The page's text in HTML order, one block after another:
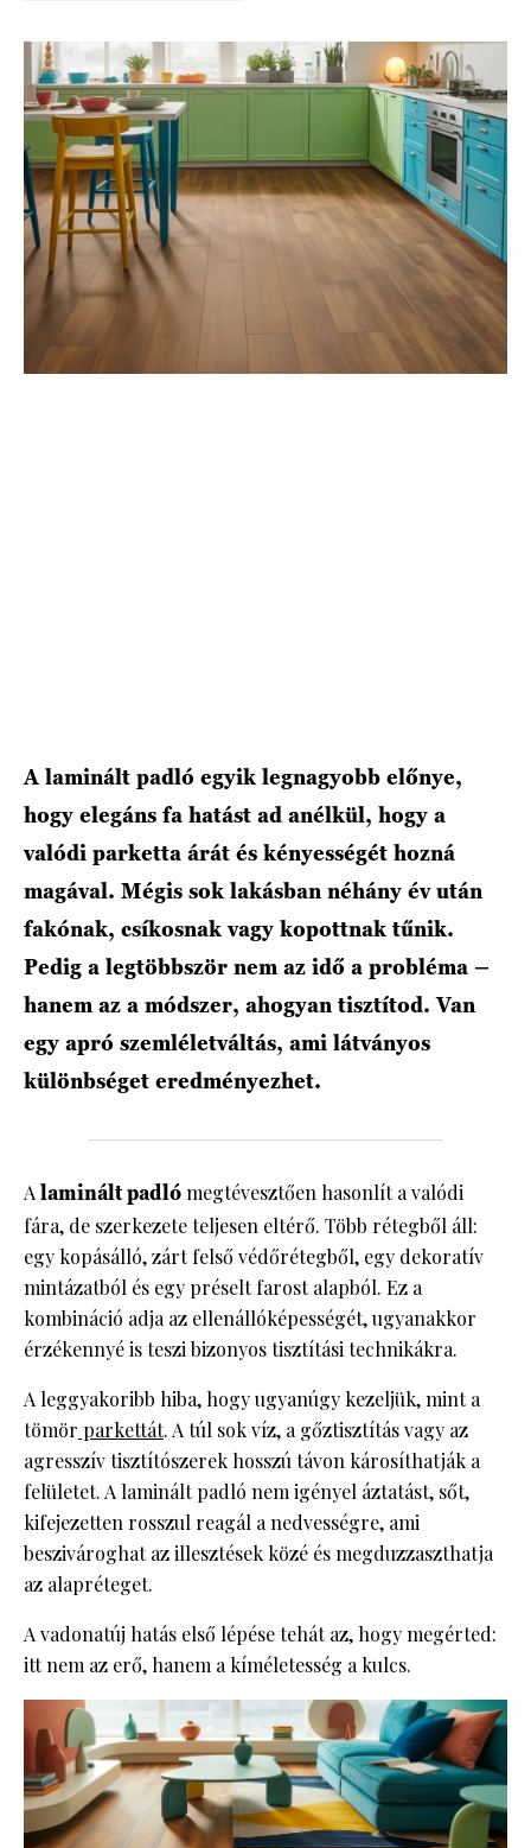
A laminált padló egyik legnagyobb előnye,
hogy elegáns fa hatást ad anélkül, hogy a
valódi parketta árát és kényességét hozná
magával. Mégis sok lakásban néhány év után
fakónak, csíkosnak vagy kopottnak tűnik.
Pedig a legtöbbször nem az idő a probléma –
hanem az a módszer, ahogyan tisztítod. Van
egy apró szemléletváltás, ami látványos
különbséget eredményezhet.
A laminált padlómegtévesztően hasonlít a valódi
fára, de szerkezete teljesen eltérő. Több rétegből áll:
egy kopásálló, zárt felső védőrétegből, egy dekoratív
mintázatból és egy préselt farost alapból. Ez a
kombináció adja az ellenállóképességét, ugyanakkor
érzékennyé is teszi bizonyos tisztítási technikákra.
A leggyakoribb hiba, hogy ugyanúgy kezeljük, mint a
tömör parkettát. A túl sok víz, a gőztisztítás vagy az
agresszív tisztítószerek hosszú távon károsíthatják a
felületet. A laminált padló nem igényel áztatást, sőt,
kifejezetten rosszul reagál a nedvességre, ami
beszivároghat az illesztések közé és megduzzaszthatja
az alapréteget.
A vadonatúj hatás első lépése tehát az, hogy megérted:
itt nem az erő, hanem a kíméletesség a kulcs.